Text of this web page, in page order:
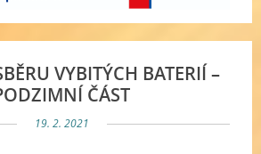
VYBITÝCH BATERIÍ –
ČÁST
19. 2. 2021